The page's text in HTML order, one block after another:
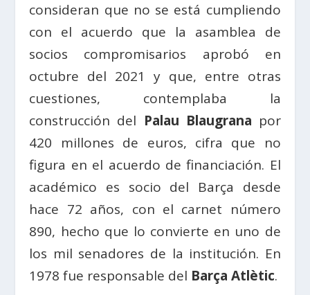
consideran que no se está cumpliendo
con el acuerdo que la asamblea de
socios compromisarios aprobó en
octubre del 2021 y que, entre otras
cuestiones, contemplaba la
construcción del Palau Blaugrana por
420 millones de euros, cifra que no
figura en el acuerdo de financiación. El
académico es socio del Barça desde
hace 72 años, con el carnet número
890, hecho que lo convierte en uno de
los mil senadores de la institución. En
1978 fue responsable del Barça Atlètic.